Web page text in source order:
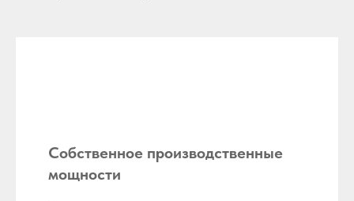
Собственное производственные
мощности